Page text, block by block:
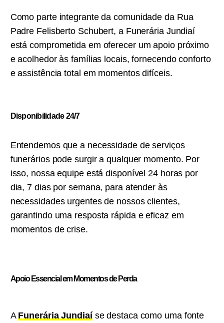
Como parte integrante da comunidade da Rua
Padre Felisberto Schubert, a Funerária Jundiaí
está comprometida em oferecer um apoio próximo
e acolhedor às famílias locais, fornecendo conforto
e assistência total em momentos difíceis.
Disponibilidade 24/7
Entendemos que a necessidade de serviços
funerários pode surgir a qualquer momento. Por
isso, nossa equipe está disponível 24 horas por
dia, 7 dias por semana, para atender às
necessidades urgentes de nossos clientes,
garantindo uma resposta rápida e eficaz em
momentos de crise.
Apoio Essencial em Momentos de Perda
A Funerária Jundiaíse destaca como uma fonte